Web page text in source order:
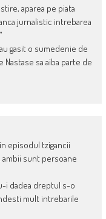
aparea pe piata
jurnalistic intrebarea
gasit o sumedenie de
sa aiba parte de
episodul tzigancii
ambii sunt persoane
i dadea dreptul s-o
mult intrebarile